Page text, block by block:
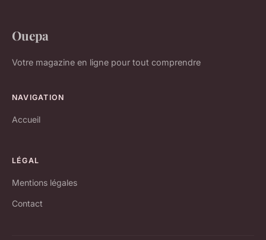
Ouepa
Votre magazine en ligne pour tout comprendre
NAVIGATION
Accueil
LÉGAL
Mentions légales
Contact